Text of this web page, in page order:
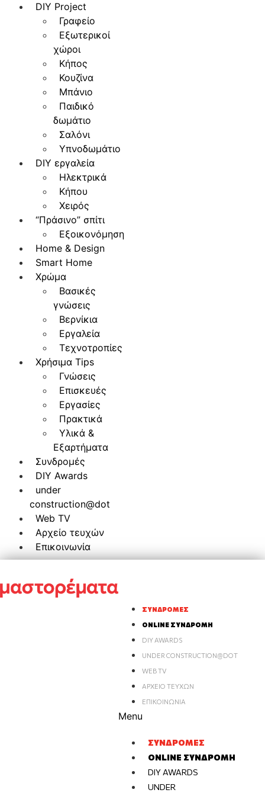
DIY Project
Γραφείο
Εξωτερικοί
χώροι
Κήπος
Κουζίνα
Μπάνιο
Παιδικό
δωμάτιο
Σαλόνι
Υπνοδωμάτιο
DIY εργαλεία
Ηλεκτρικά
Κήπου
Χειρός
“Πράσινο” σπίτι
Εξοικονόμηση
Home & Design
Smart Home
Χρώμα
Βασικές
γνώσεις
Βερνίκια
Εργαλεία
Τεχνοτροπίες
Χρήσιμα Tips
Γνώσεις
Επισκευές
Εργασίες
Πρακτικά
Υλικά &
Εξαρτήματα
Συνδρομές
DIY Awards
under
construction@dot
Web TV
Αρχείο τευχών
Επικοινωνία
ΣΥΝΔΡΟΜΈΣ
ONLINE ΣΥΝΔΡΟΜΉ
DIY AWARDS
UNDER CONSTRUCTION@DOT
WEB TV
ΑΡΧΕΊΟ ΤΕΥΧΏΝ
ΕΠΙΚΟΙΝΩΝΊΑ
Menu
ΣΥΝΔΡΟΜΈΣ
ONLINE ΣΥΝΔΡΟΜΉ
DIY AWARDS
UNDER